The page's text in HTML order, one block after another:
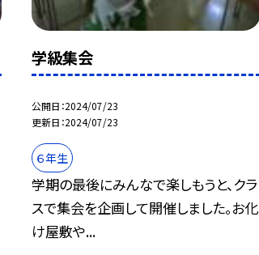
学級集会
公開日 2024/07/23
更新日 2024/07/23
６年生
学期の最後にみんなで楽しもうと、クラ
スで集会を企画して開催しました。お化
け屋敷や...